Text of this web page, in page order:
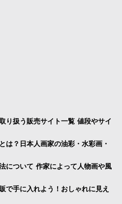
り扱う販売サイト一覧 値段やサイ
は？日本人画家の油彩・水彩画・
について 作家によって人物画や風
で手に入れよう！おしゃれに見え